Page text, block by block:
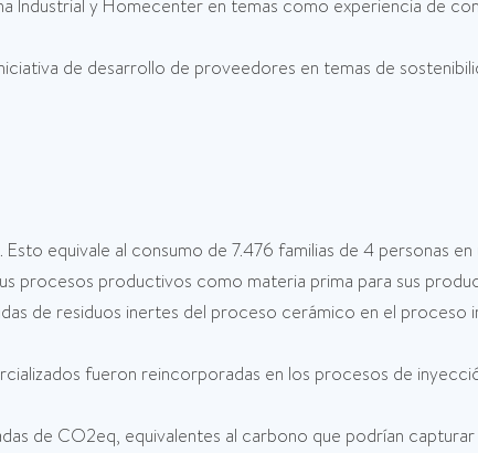
y Homecenter en temas como experiencia de
de desarrollo de proveedores en temas de
equivale al consumo de 7.476 familias de 4 personas en
procesos productivos como materia prima para sus
de residuos inertes del proceso cerámico en el proceso
fueron reincorporadas en los procesos de
de CO2eq, equivalentes al carbono que podrían capturar